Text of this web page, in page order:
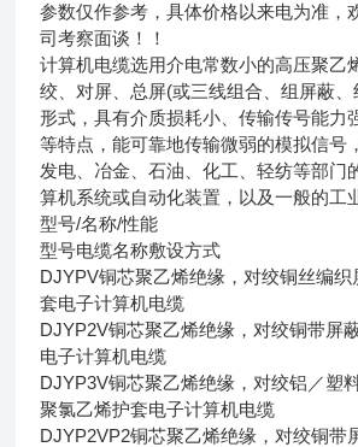
参数仅作参考，具体价格以来电为准，
司考察面谈！！
计算机电缆选用介电常数小的高压聚乙
绞、对屏、总屏(或三线组合、组屏蔽
形式，具有介质损耗小、传输传号能力
等特点，能可靠地传输微弱的模拟信号
发电、冶金、石油、化工、轻纺等部门
算机系统或自动化装置，以及一般的工
型号/名称/性能
型号电缆名称敷设方式
DJYPV铜芯聚乙烯绝缘，对绞铜丝编织
套电子计算机电缆
DJYP2V铜芯聚乙烯绝缘，对绞铜带屏
电子计算机电缆
DJYP3V铜芯聚乙烯绝缘，对绞铝／塑
聚氯乙烯护套电子计算机电缆
DJYP2VP2铜芯聚乙烯绝缘，对绞铜带